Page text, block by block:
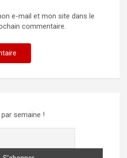
e-mail et mon site dans le
commentaire.
semaine !